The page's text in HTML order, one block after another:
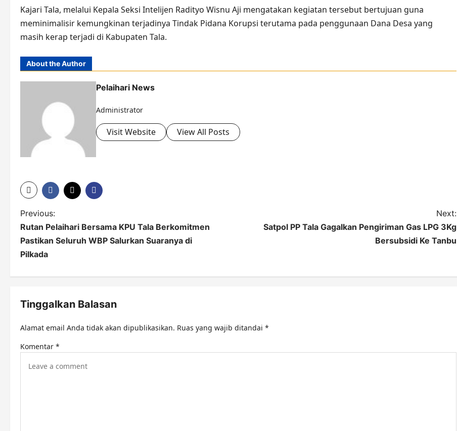
Kajari Tala, melalui Kepala Seksi Intelijen Radityo Wisnu Aji mengatakan kegiatan tersebut bertujuan guna
meminimalisir kemungkinan terjadinya Tindak Pidana Korupsi terutama pada penggunaan Dana Desa yang
masih kerap terjadi di Kabupaten Tala.
About the Author
Pelaihari News
Administrator
Visit Website View All Posts
P
o
s
a
v
i
Previous:
Rutan Pelaihari Bersama KPU Tala Berkomitmen
Pastikan Seluruh WBP Salurkan Suaranya di
Pilkada
Next:
Satpol PP Tala Gagalkan Pengiriman Gas LPG 3Kg
Bersubsidi Ke Tanbu
Tinggalkan Balasan
Alamat email Anda tidak akan dipublikasikan. Ruas yang wajib ditandai *
Komentar *